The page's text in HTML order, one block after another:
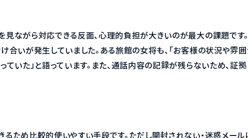
見ながら対応できる反面、心理的負担が大きいのが最大の課題です
け合いが発生していました。ある旅館の女将も、「お客様の状況や
ていた」と語っています。また、通話内容の記録が残らないため、証
るため比較的使いやすい手段です。ただし開封されない・迷惑メール